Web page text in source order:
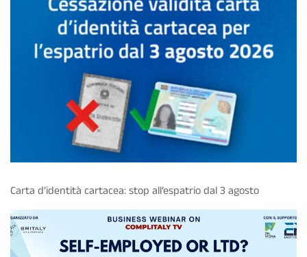
Carta d’identità cartacea: stop all’espatrio dal 3 agosto